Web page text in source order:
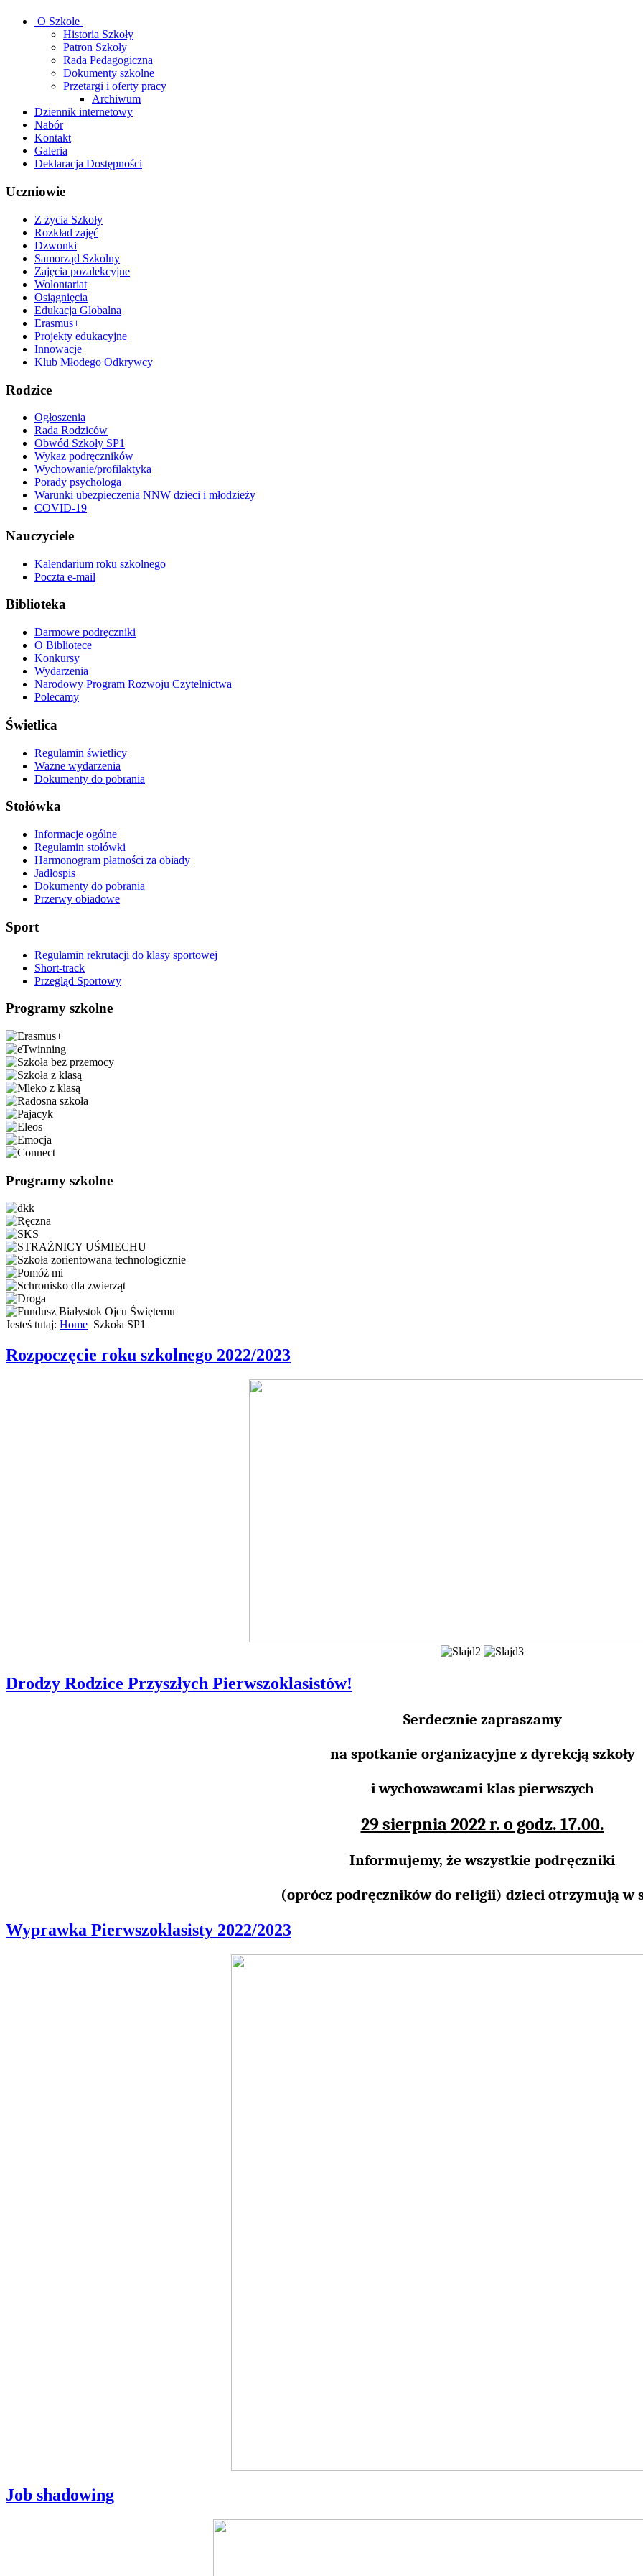
O Szkole
Historia Szkoły
Patron Szkoły
Rada Pedagogiczna
Dokumenty szkolne
Przetargi i oferty pracy
Archiwum
Dziennik internetowy
Nabór
Kontakt
Galeria
Deklaracja Dostępności
Uczniowie
Z życia Szkoły
Rozkład zajęć
Dzwonki
Samorząd Szkolny
Zajęcia pozalekcyjne
Wolontariat
Osiągnięcia
Edukacja Globalna
Erasmus+
Projekty edukacyjne
Innowacje
Klub Młodego Odkrywcy
Rodzice
Ogłoszenia
Rada Rodziców
Obwód Szkoły SP1
Wykaz podręczników
Wychowanie/profilaktyka
Porady psychologa
Warunki ubezpieczenia NNW dzieci i młodzieży
COVID-19
Nauczyciele
Kalendarium roku szkolnego
Poczta e-mail
Biblioteka
Darmowe podręczniki
O Bibliotece
Konkursy
Wydarzenia
Narodowy Program Rozwoju Czytelnictwa
Polecamy
Świetlica
Regulamin świetlicy
Ważne wydarzenia
Dokumenty do pobrania
Stołówka
Informacje ogólne
Regulamin stołówki
Harmonogram płatności za obiady
Jadłospis
Dokumenty do pobrania
Przerwy obiadowe
Sport
Regulamin rekrutacji do klasy sportowej
Short-track
Przegląd Sportowy
Programy szkolne
Programy szkolne
Jesteś tutaj: Home Szkoła SP1
Rozpoczęcie roku szkolnego 2022/2023
Drodzy Rodzice Przyszłych Pierwszoklasistów!
Serdecznie zapraszamy
na spotkanie organizacyjne z dyrekcją szkoły
i wychowawcami klas pierwszych
29 sierpnia 2022 r. o godz. 17.00.
Informujemy, że wszystkie podręczniki
(oprócz podręczników do religii) dzieci otrzymują w
Wyprawka Pierwszoklasisty 2022/2023
Job shadowing